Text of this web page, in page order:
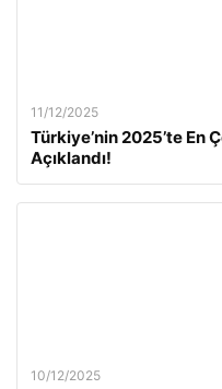
11/12/2025
Türkiye’nin 2025’te En
Açıklandı!
10/12/2025